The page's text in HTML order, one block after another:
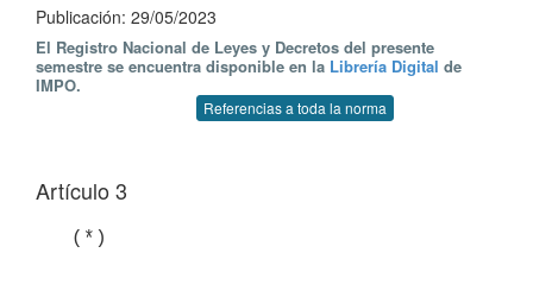
Publicación: 29/05/2023
El Registro Nacional de Leyes y Decretos del presente
semestre se encuentra disponible en la Librería Digital de
IMPO.
Referencias a toda la norma
Artículo 3
   (*)